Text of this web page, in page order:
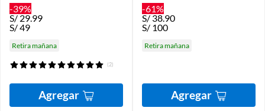
-39%
S/29.99
S/49
Retira mañana
(2)
Agregar
-61%
S/38.90
S/ 100
Retira mañana
Agregar